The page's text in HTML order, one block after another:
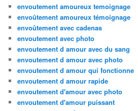
envoutement amoureux temoignage
envoûtement amoureux témoignage
envoûtement avec cadenas
envoutement avec photo
envoutement d amour avec du sang
envoutement d amour avec photo
envoutement d amour qui fonctionne
envoutement d amour rapide
envoutement d'amour avec photo
envoutement d'amour puissant